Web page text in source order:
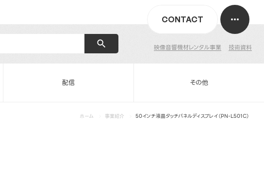
映像音響機材レンタル事業 技術資料
CONTACT
配信 その他
ホーム 事業紹介 50インチ液晶タッチパネルディスプレイ（PN-L501C）